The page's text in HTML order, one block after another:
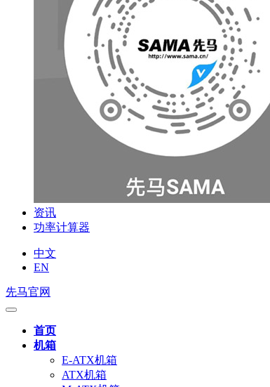
资讯
功率计算器
中文
EN
先马官网
首页
机箱
E-ATX机箱
ATX机箱